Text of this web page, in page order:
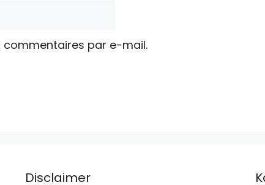
commentaires par e-mail.
Disclaimer